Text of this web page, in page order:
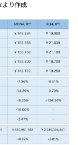
り作成